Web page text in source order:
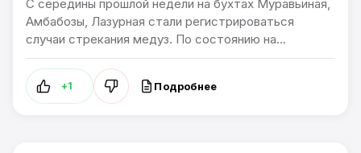
С середины прошлой недели на бухтах Муравьиная,
Амбабозы, Лазурная стали регистрироваться
случаи стрекания медуз. По состоянию на...
+1 Подробнее